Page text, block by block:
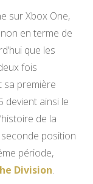
sur Xbox One,
en terme de
que les
fois
sa première
devient ainsi le
de la
position
période,
Division.